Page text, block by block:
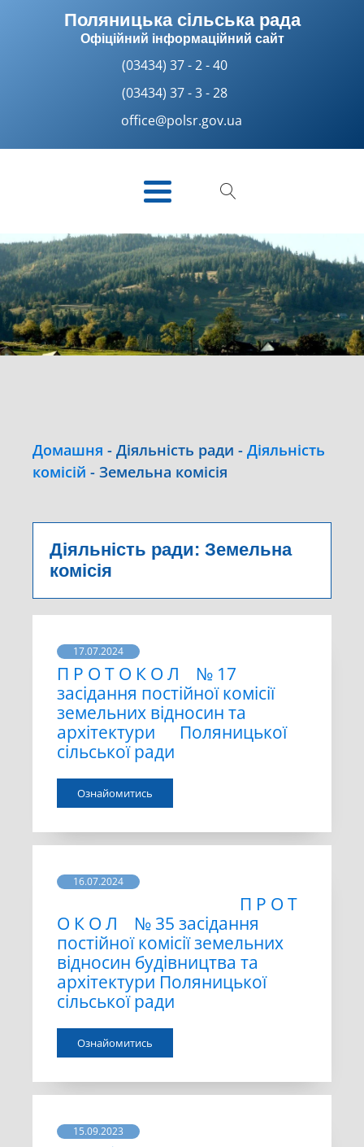
Поляницька сільська рада
Офіційний інформаційний сайт
(03434) 37 - 2 - 40
(03434) 37 - 3 - 28
office@polsr.gov.ua
Домашня - Діяльність ради - Діяльність
комісій - Земельна комісія
Діяльність ради: Земельна
комісія
17.07.2024
П Р О Т О К О Л № 17
засідання постійної комісії
земельних відносин та
архітектури Поляницької
сільської ради
Ознайомитись
16.07.2024
П Р О Т
О К О Л № 35 засідання
постійної комісії земельних
відносин будівництва та
архітектури Поляницької
сільської ради
Ознайомитись
15.09.2023